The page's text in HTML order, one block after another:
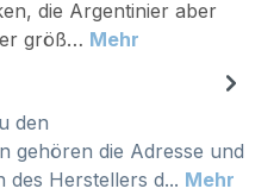
die Argentinier aber
größ… Mehr
den
gehören die Adresse und
Herstellers d... Mehr